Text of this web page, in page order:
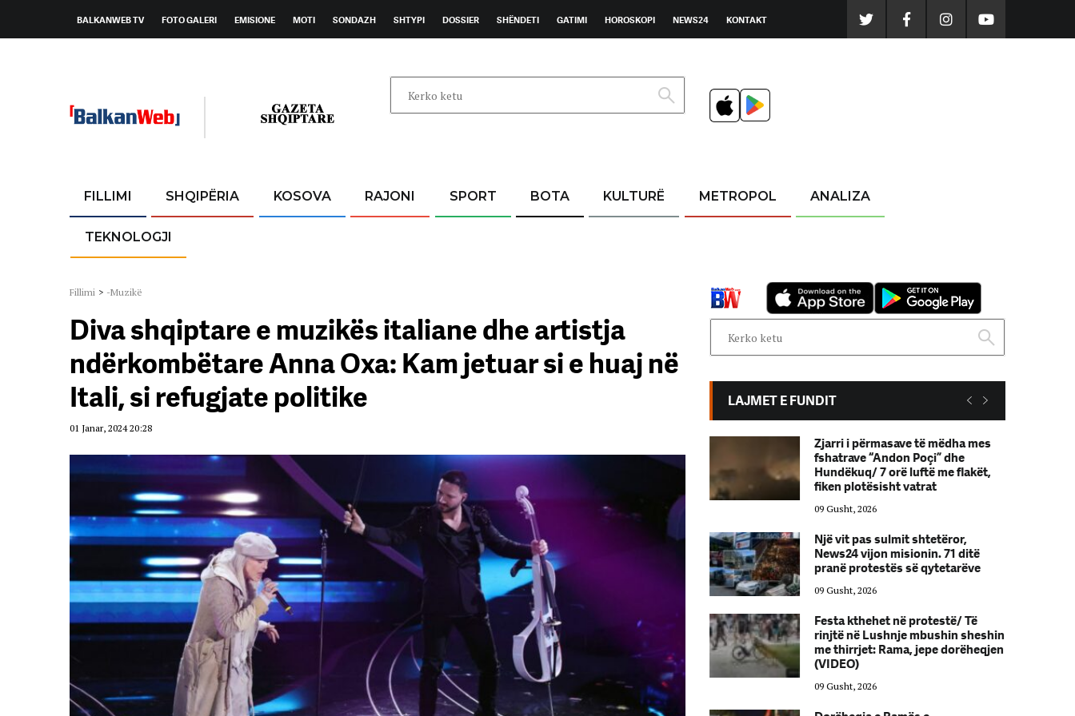
BALKANWEB TV FOTO GALERI EMISIONE MOTI SONDAZH SHTYPI DOSSIER SHËNDETI GATIMI HOROSKOPI NEWS24 KONTAKT
FILLIMI SHQIPËRIA KOSOVA RAJONI SPORT BOTA KULTURË METROPOL ANALIZA
TEKNOLOGJI
Fillimi > -Muzikë
Diva shqiptare e muzikës italiane dhe artistja
ndërkombëtare Anna Oxa: Kam jetuar si e huaj në
Itali, si refugjate politike
01 Janar, 2024 20:28
LAJMET E FUNDIT
fshatrave “Andon Poçi” dhe
Hundëkuq/ 7 orë luftë me flakët,
fiken plotësisht vatrat
09 Gusht, 2026
Një vit pas sulmit shtetëror,
News24 vijon misionin. 71 ditë
pranë protestës së qytetarëve
09 Gusht, 2026
Festa kthehet në protestë/ Të
rinjtë në Lushnje mbushin sheshin
me thirrjet: Rama, jepe dorëheqjen
(VIDEO)
09 Gusht, 2026
Zjarri i përmasave të mëdha mes
fshatrave “Andon Poçi” dhe
Hundëkuq/ 7 orë luftë me flakët,
fiken plotësisht vatrat
09 Gusht, 2026
Një vit pas sulmit shtetëror,
News24 vijon misionin. 71 ditë
pranë protestës së qytetarëve
09 Gusht, 2026
Festa kthehet në protestë/ Të
rinjtë në Lushnje mbushin sheshin
me thirrjet: Rama, jepe dorëheqjen
(VIDEO)
09 Gusht, 2026